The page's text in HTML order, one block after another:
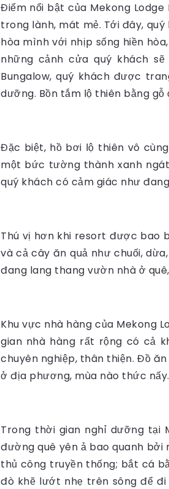
Điểm nổi bật của Mekong
trong lành, mát mẻ. Tới đây,
hòa mình với nhịp sống hiền
những cảnh cửa quý khách
Bungalow, quý khách được
dưỡng. Bồn tắm lộ thiên bằng
Đặc biệt, hồ bơi lộ thiên vô
một bức tường thành xanh
quý khách có cảm giác như
Thú vị hơn khi resort được bao
và cả cây ăn quả như chuối,
đang lang thang vườn nhà ở
Khu vực nhà hàng của Mekong
gian nhà hàng rất rộng có cả
chuyên nghiệp, thân thiện. Đồ
ở địa phương, mùa nào thức nấy.
Trong thời gian nghỉ dưỡng tại
đường quê yên ả bao quanh
thủ công truyền thống; bắt cá
đò khẽ lướt nhẹ trên sông để